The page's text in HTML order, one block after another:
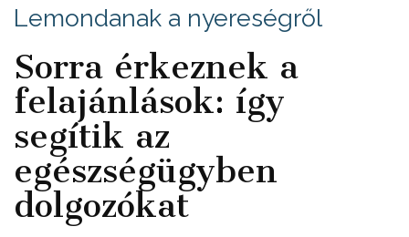
Lemondanak a nyereségről
Sorra érkeznek a
felajánlások: így
segítik az
egészségügyben
dolgozókat